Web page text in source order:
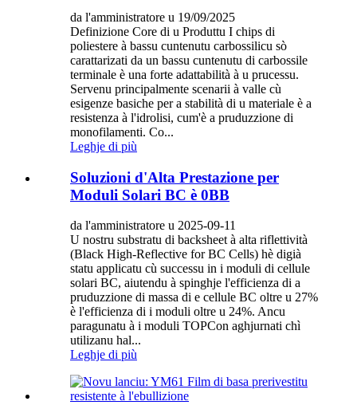
da l'amministratore u 19/09/2025
Definizione Core di u Produttu I chips di
poliestere à bassu cuntenutu carbossilicu sò
carattarizati da un bassu cuntenutu di carbossile
terminale è una forte adattabilità à u prucessu.
Servenu principalmente scenarii à valle cù
esigenze basiche per a stabilità di u materiale è a
resistenza à l'idrolisi, cum'è a pruduzzione di
monofilamenti. Co...
Leghje di più
Soluzioni d'Alta Prestazione per
Moduli Solari BC è 0BB
da l'amministratore u 2025-09-11
U nostru substratu di backsheet à alta riflettività
(Black High-Reflective for BC Cells) hè digià
statu applicatu cù successu in i moduli di cellule
solari BC, aiutendu à spinghje l'efficienza di a
pruduzzione di massa di e cellule BC oltre u 27%
è l'efficienza di i moduli oltre u 24%. Ancu
paragunatu à i moduli TOPCon aghjurnati chì
utilizanu hal...
Leghje di più